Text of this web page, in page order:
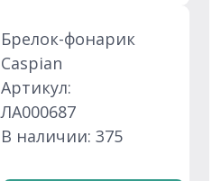
Брелок-фонарик
Caspian
Артикул:
ЛА000687
В наличии: 375